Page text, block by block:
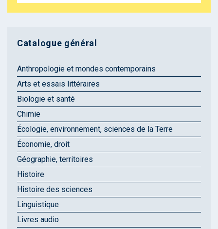
Catalogue général
Anthropologie et mondes contemporains
Arts et essais littéraires
Biologie et santé
Chimie
Écologie, environnement, sciences de la Terre
Économie, droit
Géographie, territoires
Histoire
Histoire des sciences
Linguistique
Livres audio